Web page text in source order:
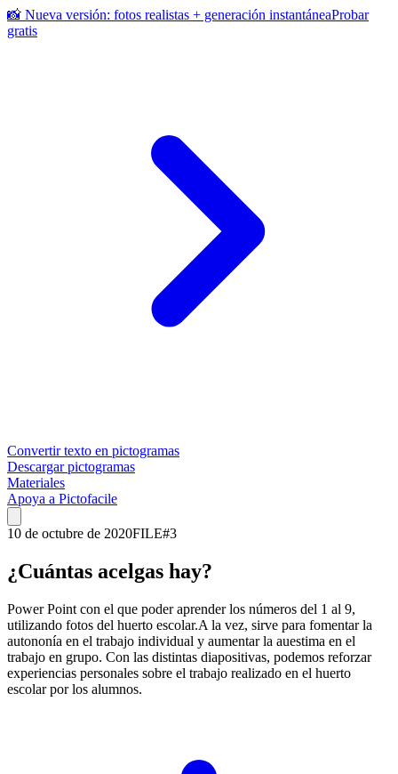
📸 Nueva versión: fotos realistas + generación instantáneaProbar
gratis
Convertir texto en pictogramas
Descargar pictogramas
Materiales
Apoya a Pictofacile
10 de octubre de 2020FILE#3
¿Cuántas acelgas hay?
Power Point con el que poder aprender los números del 1 al 9,
utilizando fotos del huerto escolar.A la vez, sirve para fomentar la
autononía en el trabajo individual y aumentar la auestima en el
trabajo en grupo. Con las distintas diapositivas, podemos reforzar
experiencias personales sobre el trabajo realizado en el huerto
escolar por los alumnos.